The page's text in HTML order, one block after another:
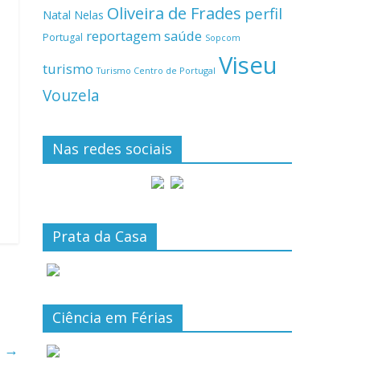
→
Natal Nelas Oliveira de Frades perfil
Portugal reportagemsaúde Sopcom
turismo Turismo Centro de Portugal Viseu
Vouzela
Nas redes sociais
Prata da Casa
Ciência em Férias